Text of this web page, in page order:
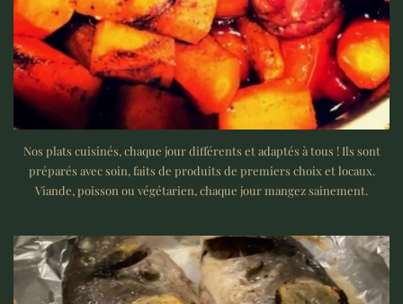
Nos plats cuisinés, chaque jour différents et adaptés à tous ! Ils sont
préparés avec soin, faits de produits de premiers choix et locaux.
Viande, poisson ou végétarien, chaque jour mangez sainement.